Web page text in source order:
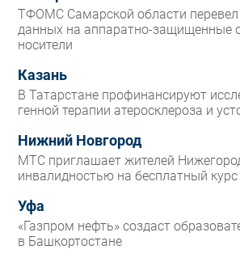
ТФОМС Самарской области
данных на аппаратно-защищенные
носители
Казань
В Татарстане профинансируют
генной терапии атеросклероза и
Нижний Новгород
МТС приглашает жителей
инвалидностью на бесплатный
Уфа
«Газпром нефть» создаст
в Башкортостане